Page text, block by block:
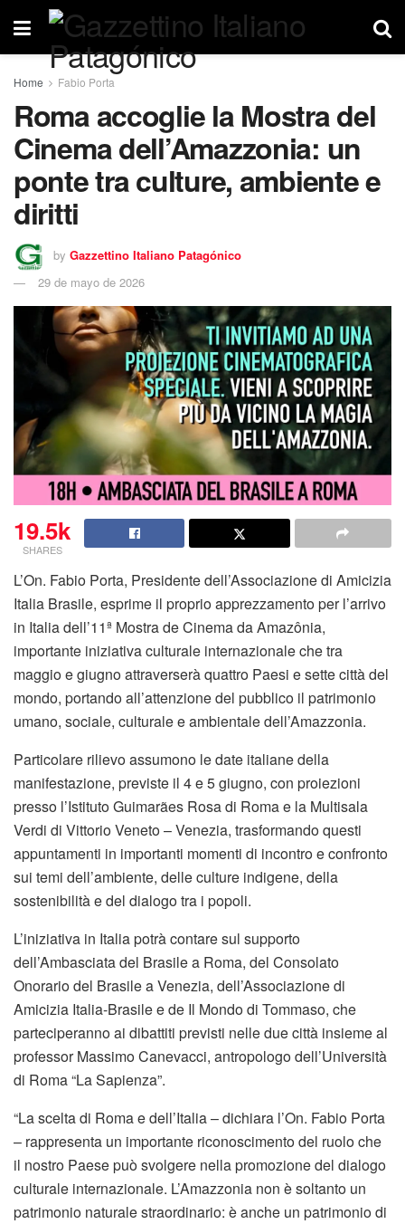
Home Fabio Porta
Roma accoglie la Mostra del
Cinema dell’Amazzonia: un
ponte tra culture, ambiente e
diritti
by Gazzettino Italiano Patagónico
29 de mayo de 2026
19.5k
SHARES
L’On. Fabio Porta, Presidente dell’Associazione di Amicizia
Italia Brasile, esprime il proprio apprezzamento per l’arrivo
in Italia dell’11ª Mostra de Cinema da Amazônia,
importante iniziativa culturale internazionale che tra
maggio e giugno attraverserà quattro Paesi e sette città del
mondo, portando all’attenzione del pubblico il patrimonio
umano, sociale, culturale e ambientale dell’Amazzonia.
Particolare rilievo assumono le date italiane della
manifestazione, previste il 4 e 5 giugno, con proiezioni
presso l’Istituto Guimarães Rosa di Roma e la Multisala
Verdi di Vittorio Veneto – Venezia, trasformando questi
appuntamenti in importanti momenti di incontro e confronto
sui temi dell’ambiente, delle culture indigene, della
sostenibilità e del dialogo tra i popoli.
L’iniziativa in Italia potrà contare sul supporto
dell’Ambasciata del Brasile a Roma, del Consolato
Onorario del Brasile a Venezia, dell’Associazione di
Amicizia Italia-Brasile e de Il Mondo di Tommaso, che
parteciperanno ai dibattiti previsti nelle due città insieme al
professor Massimo Canevacci, antropologo dell’Università
di Roma “La Sapienza”.
“La scelta di Roma e dell’Italia – dichiara l’On. Fabio Porta
– rappresenta un importante riconoscimento del ruolo che
il nostro Paese può svolgere nella promozione del dialogo
culturale internazionale. L’Amazzonia non è soltanto un
patrimonio naturale straordinario: è anche un patrimonio di